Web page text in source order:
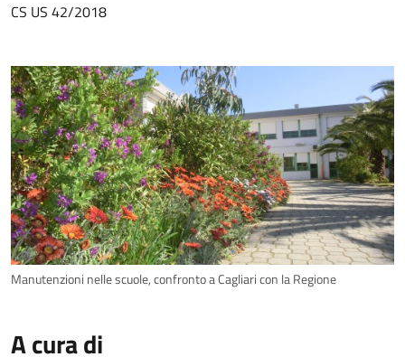
CS US 42/2018
Manutenzioni nelle scuole, confronto a Cagliari con la Regione
A cura di